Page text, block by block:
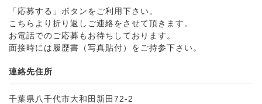
「応募する」ボタンをご利用下さい。
こちらより折り返しご連絡をさせて頂きます。
お電話でのご応募もお待ちしております。
面接時には履歴書（写真貼付）をご持参下さい。
連絡先住所
千葉県八千代市大和田新田72-2